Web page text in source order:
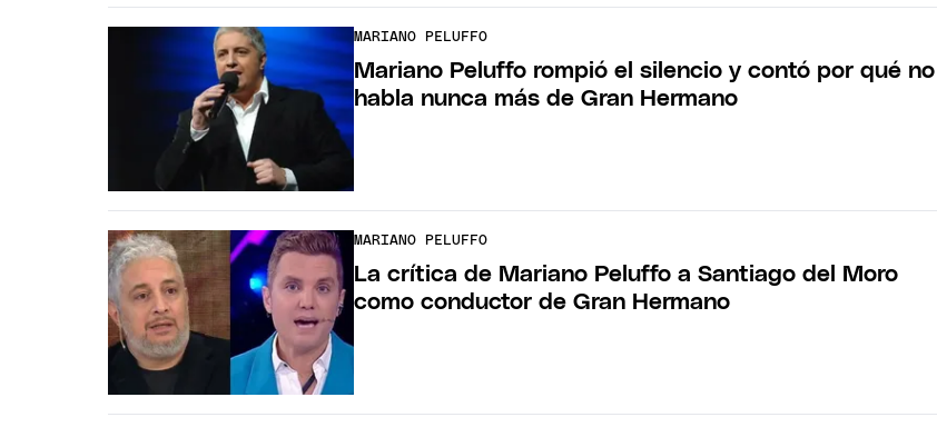
MARIANO PELUFFO
Mariano Peluffo rompió el silencio y contó por qué no
habla nunca más de Gran Hermano
MARIANO PELUFFO
La crítica de Mariano Peluffo a Santiago del Moro
como conductor de Gran Hermano